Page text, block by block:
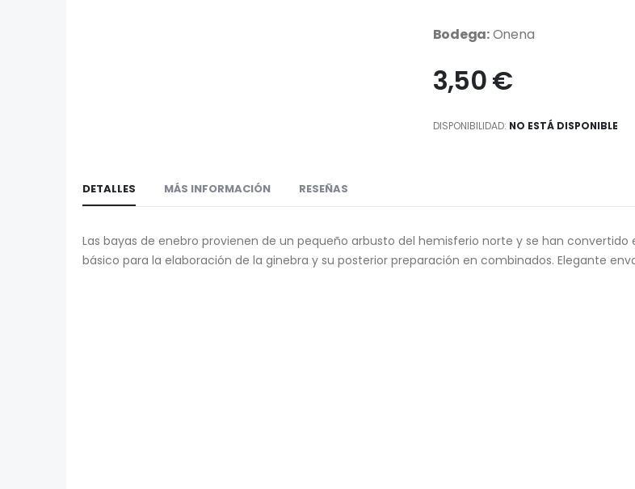
Bodega:Onena
3,50 €
DISPONIBILIDAD: NO ESTÁ DISPONIBLE
DETALLES
Las bayas de enebro provienen de un pequeño arbusto del hemisferio norte y se han convertido
básico para la elaboración de la ginebra y su posterior preparación en combinados. Elegante
MÁS INFORMACIÓN RESEÑAS